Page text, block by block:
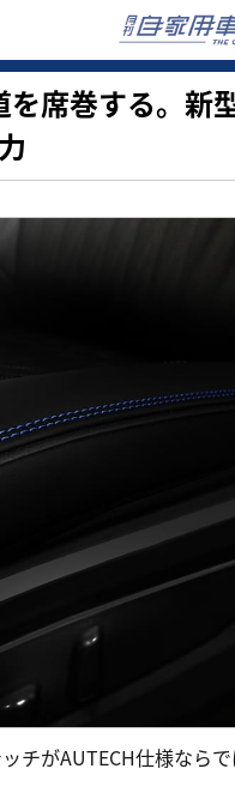
席巻する。新
チがAUTECH仕様ならで